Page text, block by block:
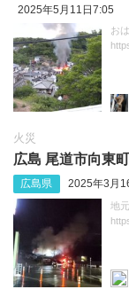
2025年5月11日7:05
お
火災
広島 尾道市向東
広島県 2025年3月
地